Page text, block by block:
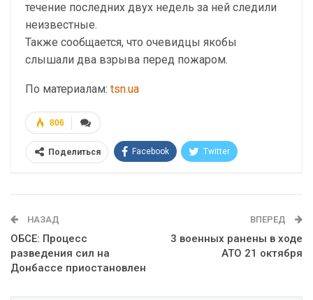
течение последних двух недель за ней следили
неизвестные.
Также сообщается, что очевидцы якобы
слышали два взрыва перед пожаром.
По материалам: tsn.ua
806
Поделиться Facebook Twitter
НАЗАД
ОБСЕ: Процесс
разведения сил на
Донбассе приостановлен
ВПЕРЕД
3 военных ранены в ходе
АТО 21 октября